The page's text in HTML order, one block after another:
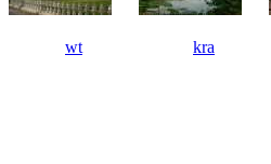
wt kra